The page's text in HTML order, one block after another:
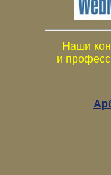
Наши
и